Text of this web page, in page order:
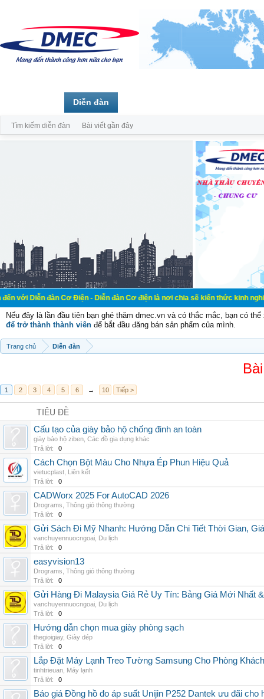
đàn Cơ Điện - Diễn đàn Cơ điện là nơi chia sẽ kiến thức kinh nghiệm
Nếu đây là lần đầu tiên bạn ghé thăm dmec.vn và có thắc mắc, bạn có
để trở thành thành viên để bắt đầu đăng bán sản phẩm của mình.
Trang chủ Diễn đàn
1 2 3 4 5 6 → 10 Tiếp >
TIÊU ĐỀ
Cấu tạo của giày bảo hộ chống đinh an toàn
giày bảo hộ ziben Các đồ gia dụng khác
Trả lời:
0
Cách Chọn Bột Màu Cho Nhựa Ép Phun Hiệu Quả
vietucplast Liên kết
Trả lời:
0
CADWorx 2025 For AutoCAD 2026
Drograms Thông gió thông thường
Trả lời:
0
Gửi Sách Đi Mỹ Nhanh: Hướng Dẫn Chi Tiết Thời Gian,
vanchuyennuocngoai Du lịch
Trả lời:
0
easyvision13
Drograms Thông gió thông thường
Trả lời:
0
Gửi Hàng Đi Malaysia Giá Rẻ Uy Tín: Bảng Giá Mới Nhất
vanchuyennuocngoai Du lịch
Trả lời:
0
Hướng dẫn chọn mua giày phòng sạch
thegioigiay, Giày dép
Trả lời:
0
Lắp Đặt Máy Lạnh Treo Tường Samsung Cho Phòng Khách
tinhtrieuan Máy lạnh
Trả lời:
0
Báo giá Đồng hồ đo áp suất Unijin P252 Dantek ưu đãi cho
Diễn đàn
Tìm kiếm diễn đàn Bài viết gần đây